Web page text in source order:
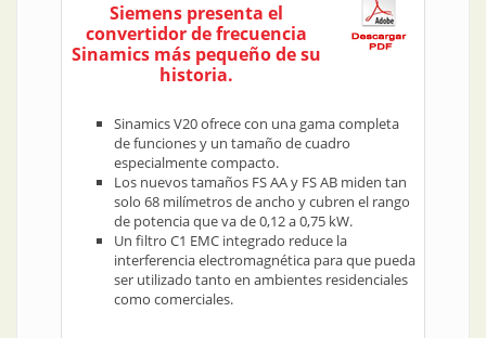
Siemens presenta el
convertidor de frecuencia
Sinamics más pequeño de su
historia.
Sinamics V20 ofrece con una gama completa
de funciones y un tamaño de cuadro
especialmente compacto.
Los nuevos tamaños FS AA y FS AB miden tan
solo 68 milímetros de ancho y cubren el rango
de potencia que va de 0,12 a 0,75 kW.
Un filtro C1 EMC integrado reduce la
interferencia electromagnética para que pueda
ser utilizado tanto en ambientes residenciales
como comerciales.